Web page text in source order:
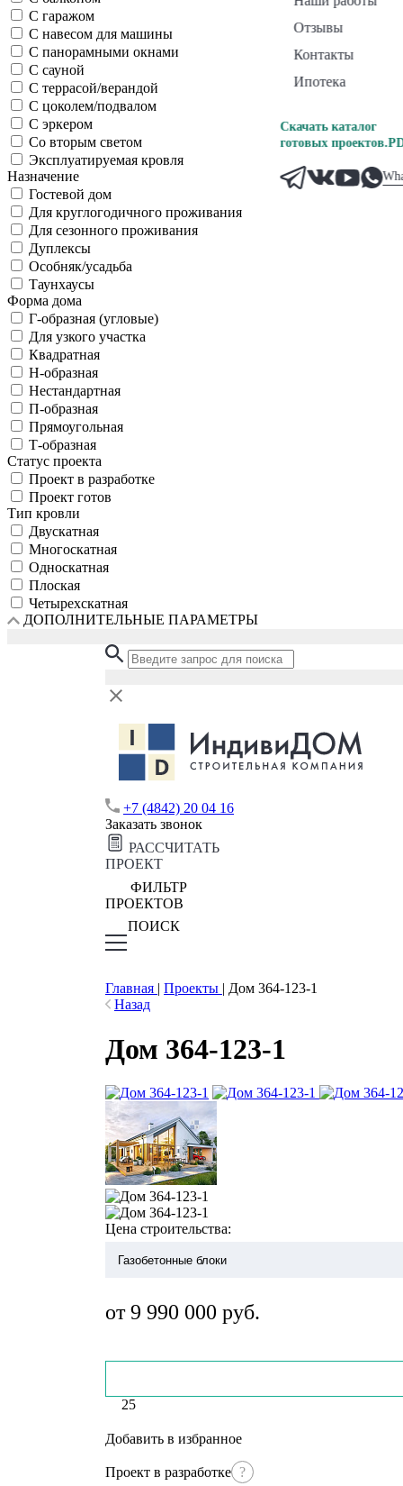
Отзывы
Контакты
Ипотека
Скачать каталог
готовых
С гаражом
С навесом для машины
С панорамными окнами
С сауной
С террасой/верандой
С цоколем/подвалом
С эркером
Со вторым светом
Эксплуатируемая кровля
Назначение
Гостевой дом
Для круглогодичного проживания
Для сезонного проживания
Дуплексы
Особняк/усадьба
Таунхаусы
Форма дома
Г-образная (угловые)
Для узкого участка
Квадратная
Н-образная
Нестандартная
П-образная
Прямоугольная
Т-образная
Статус проекта
Проект в разработке
Проект готов
Тип кровли
Двускатная
Многоскатная
Односкатная
Плоская
Четырехскатная
ДОПОЛНИТЕЛЬНЫЕ ПАРАМЕТРЫ
+7 (4842) 20 04 16
Заказать звонок
РАССЧИТАТЬ
ПРОЕКТ
ФИЛЬТР
ПРОЕКТОВ
ПОИСК
Главная | Проекты | Дом 364-123-1
Назад
Дом 364-123-1
Цена строительства:
от 9 990 000 руб.
25
Добавить в избранное
Проект в разработке ?